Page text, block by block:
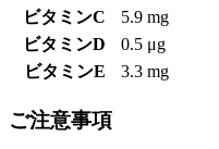
ビタミンC
5.9 mg
ビタミンD
0.5 μg
ビタミンE
3.3 mg
ご注意事項